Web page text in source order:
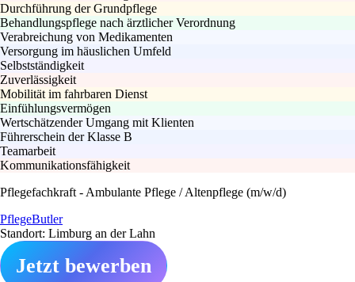
Durchführung der Grundpflege
Behandlungspflege nach ärztlicher Verordnung
Verabreichung von Medikamenten
Versorgung im häuslichen Umfeld
Selbstständigkeit
Zuverlässigkeit
Mobilität im fahrbaren Dienst
Einfühlungsvermögen
Wertschätzender Umgang mit Klienten
Führerschein der Klasse B
Teamarbeit
Kommunikationsfähigkeit
Pflegefachkraft - Ambulante Pflege / Altenpflege (m/w/d)
PflegeButler
Standort: Limburg an der Lahn
Jetzt bewerben